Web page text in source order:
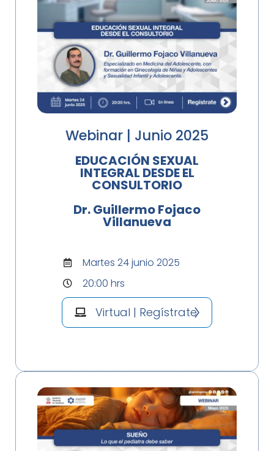
Webinar | Junio 2025
EDUCACIÓN SEXUAL
INTEGRAL DESDE EL
CONSULTORIO
Dr. Guillermo Fojaco
Villanueva
Martes 24 junio 2025
20:00 hrs
Virtual | Regístrate